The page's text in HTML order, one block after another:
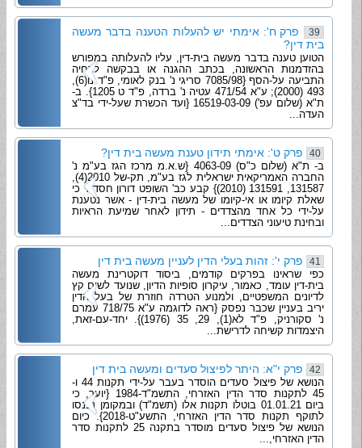
פרק ח': אימתי יש להעלות הטענה בדבר מעשה
בית דין?
הטוען טענה בדבר מעשה בית-דין, עליו להעלותה במפורש
בהזדמנות הראשונה, בכתב ההגנה או בבקשה לדחיה
התביעה על-הסף {7085/98 סריגי נ' בנק לאומי, פ"ד נו(6),
493 (2000); ע"א 471/54 עטיה נ' ברדה, פ"ד ט 1205}. ב-
ת"א (שלום עפ') 16519-03-09 {ועד הכשרת שעל-ידי בד"צ
העדה...
פרק ט': אימתי תידון טענת מעשה בית דין?
ב- ת"א (שלום כ"ס) 4063-09 {ש.א.מ מרכז הגז בע"מ נ'
החברה האמריקאית ישראלית לגז בע"מ, תק-של 2010(4),
131587, 131591 (2010)} קבע כב' השופט דורון חסדאי כי
שאלת קיומו או אי-קיומו של מעשה בית-דין - אשר נטענת
על-ידי כל אחד מהצדדים - תידון לאחר שמיעת הראיות
ובחינת טיעוני הצדדים...
פרק י': זהות בעלי הדין לעניין מעשה בית דין
כפי שראינו בפרקים קודמים, ביסוד דוקטרינת מעשה
בית-דין עומד, כאמור, עיקרון סופיות הדיון, שנועד לשים קץ
לדיונים המשפטיים, ולמנוע הטרדה חוזרת של בעל הדין
יריב בעניין שכבר נפסק {ראה לדוגמה ע"א 718/75 עמרם
נ' סקורניק, פ"ד לא(1), 29, 35 (1976)}. יחד-עם-זאת,
היצמדות קשיחה לדרישת...
פרק י"א: היתר לפיצול סעדים ומעשה בית דין
הנושא של פיצול סעדים הוסדר בעבר על-ידי תקנות 44 ו-
45 לתקנות סדר הדין האזרחי, התשמ"ד-1984 {יוער, כי
ביום 01.01.21 בוטלו תקנות אלו (תשמ"ד) ובמקומן נכנסו
לתוקף תקנות סדר הדין האזרחי, התשע"ט-2018}. כיום
הנושא של פיצול סעדים מוסדר בתקנה 25 לתקנות סדר
הדין האזרחי,...